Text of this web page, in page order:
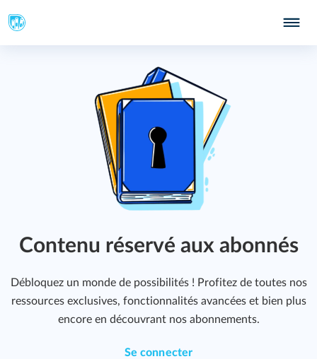
Contenu réservé aux abonnés
Débloquez un monde de possibilités ! Profitez de toutes nos
ressources exclusives, fonctionnalités avancées et bien plus
encore en découvrant nos abonnements.
Se connecter